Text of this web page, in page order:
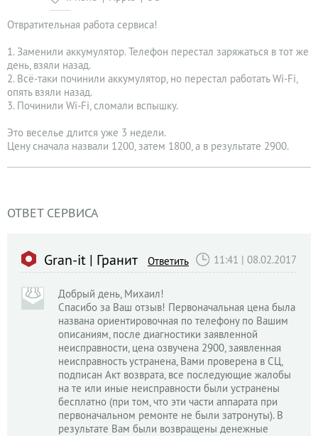
Отвратительная работа сервиса!
1. Заменили аккумулятор. Телефон перестал заряжаться в тот же
день, взяли назад.
2. Всё-таки починили аккумулятор, но перестал работать Wi-Fi,
опять взяли назад.
3. Починили Wi-Fi, сломали вспышку.
Это веселье длится уже 3 недели.
Цену сначала назвали 1200, затем 1800, а в результате 2900.
ОТВЕТ СЕРВИСА
11:41 | 08.02.2017
Gran-it | Гранит Ответить
Добрый день, Михаил!
Cпасибо за Ваш отзыв! Первоначальная цена была
названа ориентировочная по телефону по Вашим
описаниям, после диагностики заявленной
неисправности, цена озвучена 2900, заявленная
неисправность устранена, Вами проверена в СЦ,
подписан Акт возврата, все последующие жалобы
на те или иные неисправности были устранены
бесплатно (при том, что эти части аппарата при
первоначальном ремонте не были затронуты). В
результате Вам были возвращены денежные